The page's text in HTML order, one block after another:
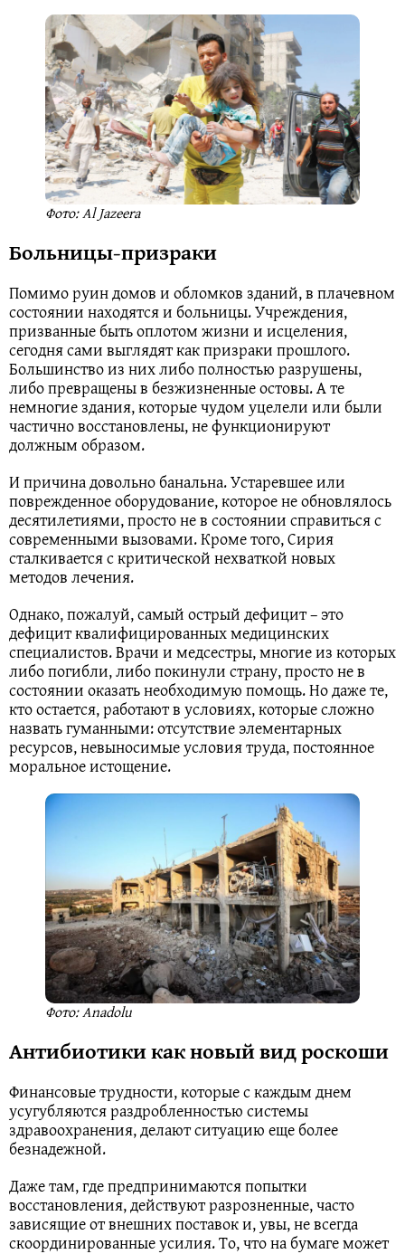
Фото: Al Jazeera
Больницы-призраки
Помимо руин домов и обломков зданий, в плачевном
состоянии находятся и больницы. Учреждения,
призванные быть оплотом жизни и исцеления,
сегодня сами выглядят как призраки прошлого.
Большинство из них либо полностью разрушены,
либо превращены в безжизненные остовы. А те
немногие здания, которые чудом уцелели или были
частично восстановлены, не функционируют
должным образом.
И причина довольно банальна. Устаревшее или
поврежденное оборудование, которое не обновлялось
десятилетиями, просто не в состоянии справиться с
современными вызовами. Кроме того, Сирия
сталкивается с критической нехваткой новых
методов лечения.
Однако, пожалуй, самый острый дефицит – это
дефицит квалифицированных медицинских
специалистов. Врачи и медсестры, многие из которых
либо погибли, либо покинули страну, просто не в
состоянии оказать необходимую помощь. Но даже те,
кто остается, работают в условиях, которые сложно
назвать гуманными: отсутствие элементарных
ресурсов, невыносимые условия труда, постоянное
моральное истощение.
Фото: Anadolu
Антибиотики как новый вид роскоши
Финансовые трудности, которые с каждым днем
усугубляются раздробленностью системы
здравоохранения, делают ситуацию еще более
безнадежной.
Даже там, где предпринимаются попытки
восстановления, действуют разрозненные, часто
зависящие от внешних поставок и, увы, не всегда
скоординированные усилия. То, что на бумаге может